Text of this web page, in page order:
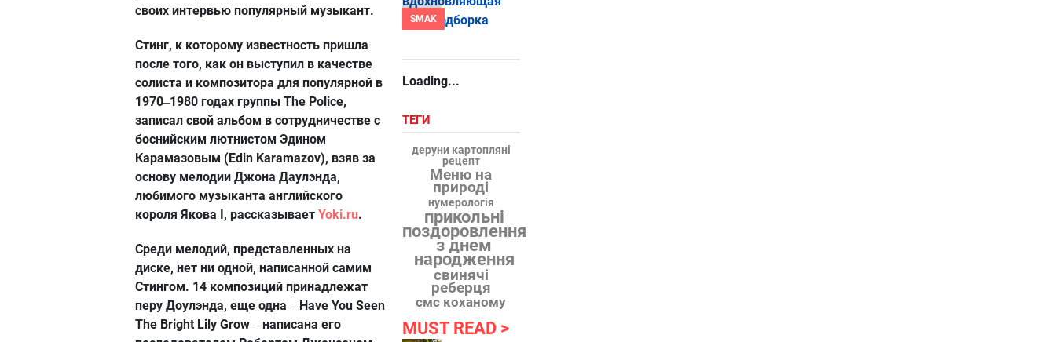
своих интервью популярный музыкант.
Стинг, к которому известность пришла
после того, как он выступил в качестве
солиста и композитора для популярной в
1970–1980 годах группы The Police,
записал свой альбом в сотрудничестве с
боснийским лютнистом Эдином
Карамазовым (Edin Karamazov), взяв за
основу мелодии Джона Даулэнда,
любимого музыканта английского
короля Якова I, рассказывает Yoki.ru.
Среди мелодий, представленных на
диске, нет ни одной, написанной самим
Стингом. 14 композиций принадлежат
перу Доулэнда, еще одна – Have You Seen
The Bright Lily Grow – написана его
SMAK
Loading...
ТЕГИ
деруни картопляні
рецепт
Меню на
природі
нумерологія
прикольні
поздоровлення
з днем
народження
свинячі
реберця
смс коханому
MUST READ